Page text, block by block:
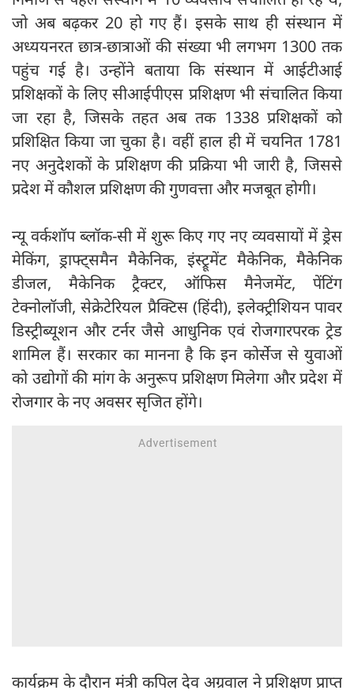
जो अब बढ़कर 20 हो गए हैं। इसके साथ ही संस्थान में
अध्ययनरत छात्र-छात्राओं की संख्या भी लगभग 1300 तक
पहुंच गई है। उन्होंने बताया कि संस्थान में आईटीआई
प्रशिक्षकों के लिए सीआईपीएस प्रशिक्षण भी संचालित किया
जा रहा है, जिसके तहत अब तक 1338 प्रशिक्षकों को
प्रशिक्षित किया जा चुका है। वहीं हाल ही में चयनित 1781
नए अनुदेशकों के प्रशिक्षण की प्रक्रिया भी जारी है, जिससे
प्रदेश में कौशल प्रशिक्षण की गुणवत्ता और मजबूत होगी।
न्यू वर्कशॉप ब्लॉक-सी में शुरू किए गए नए व्यवसायों में ड्रेस
मेकिंग, ड्राफ्ट्समैन मैकेनिक, इंस्ट्रूमेंट मैकेनिक, मैकेनिक
डीजल, मैकेनिक ट्रैक्टर, ऑफिस मैनेजमेंट, पेंटिंग
टेक्नोलॉजी, सेक्रेटेरियल प्रैक्टिस (हिंदी), इलेक्ट्रीशियन पावर
डिस्ट्रीब्यूशन और टर्नर जैसे आधुनिक एवं रोजगारपरक ट्रेड
शामिल हैं। सरकार का मानना है कि इन कोर्सेज से युवाओं
को उद्योगों की मांग के अनुरूप प्रशिक्षण मिलेगा और प्रदेश में
रोजगार के नए अवसर सृजित होंगे।
कार्यक्रम के दौरान मंत्री कपिल देव अग्रवाल ने प्रशिक्षण प्राप्त